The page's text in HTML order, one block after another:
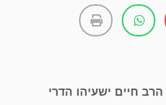
חיים ישעיהו הדרי